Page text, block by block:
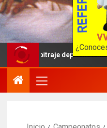
El karate
deportivo: una